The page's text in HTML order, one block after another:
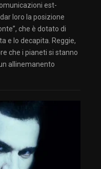
est-
loro la posizione
che è dotato di
e lo decapita. Reggie,
che i pianeti si stanno
allinemanento